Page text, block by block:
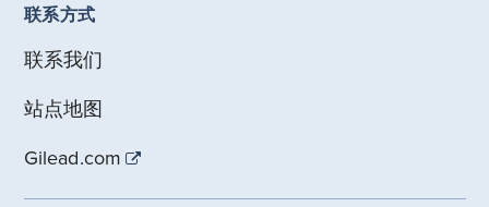
联系方式
联系我们
站点地图
Gilead.com